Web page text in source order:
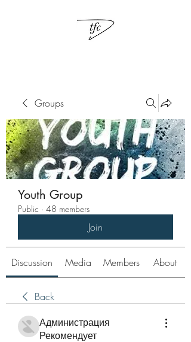
Groups
Youth Group
Public · 48 members
Join
Discussion Media Members About
Back
Администрация
Рекомендует